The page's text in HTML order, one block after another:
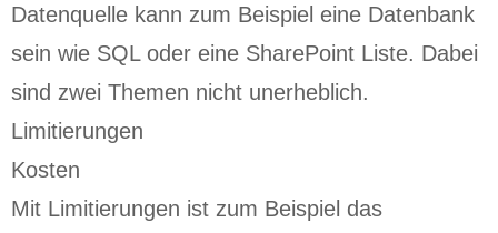
Datenquelle kann zum Beispiel eine Datenbank
sein wie SQL oder eine SharePoint Liste. Dabei
sind zwei Themen nicht unerheblich.
Limitierungen
Kosten
Mit Limitierungen ist zum Beispiel das